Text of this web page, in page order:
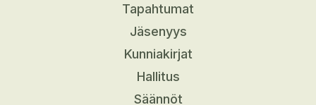
Tapahtumat
Jäsenyys
Kunniakirjat
Hallitus
Säännöt